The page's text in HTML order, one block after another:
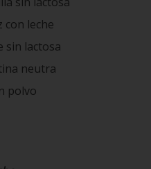
con leche
sin lactosa
neutra
polvo